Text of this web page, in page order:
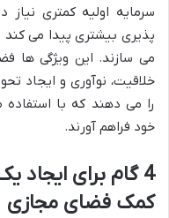
سرمایه اولیه کمتری
پذیری بیشتری پیدا می کند
می سازند. این ویژگی ها
خلاقیت، نوآوری و ایجاد
را می دهند که با
خود فراهم آورند.
4 گام برای
کمک فضای مجازی